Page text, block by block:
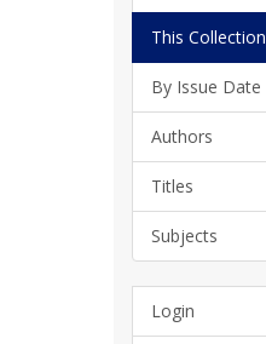
This Collection
By Issue Date
Authors
Titles
Subjects
Login